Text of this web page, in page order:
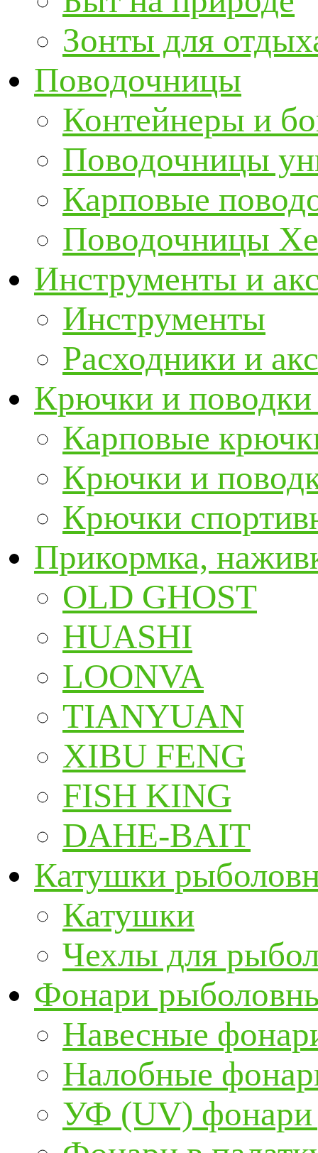
Зонты для
Поводочницы
Контейнеры и
Поводочницы
Карповые
Поводочницы
Инструменты и
Инструменты
Расходники и
Крючки и
Карповые
Крючки и
Крючки
Прикормка,
OLD GHOST
HUASHI
LOONVA
TIANYUAN
XIBU FENG
FISH KING
DAHE-BAIT
Катушки
Катушки
Чехлы для
Фонари
Навесные
Налобные
УФ (UV) фонари